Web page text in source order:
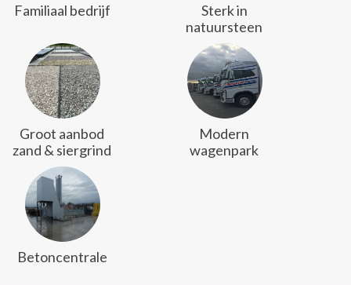
Familiaal bedrijf
Sterk in
natuursteen
Groot aanbod
zand & siergrind
Modern
wagenpark
Betoncentrale